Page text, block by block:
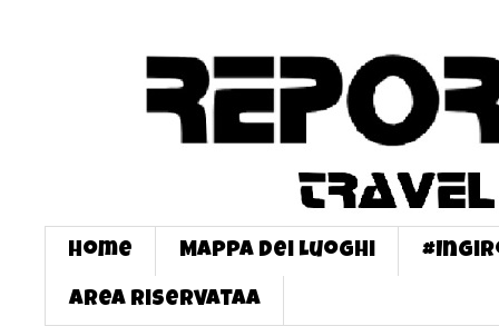
Home Mappa dei Luoghi
Area Riservataa